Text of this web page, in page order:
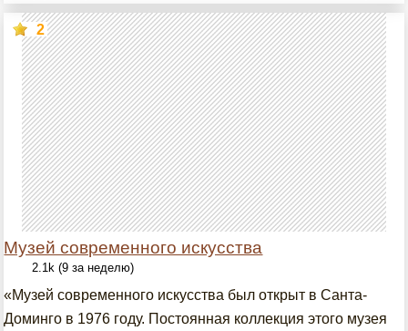
Музей современного искусства
2
2.1k (9 за неделю)
«Музей современного искусства был открыт в Санта-
Доминго в 1976 году. Постоянная коллекция этого музея